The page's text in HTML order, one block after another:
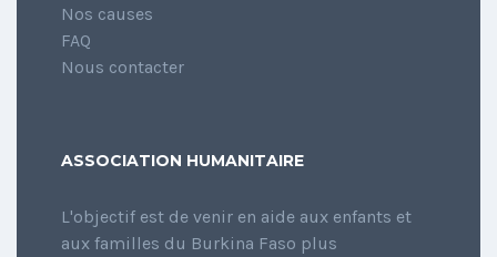
Nos causes
FAQ
Nous contacter
ASSOCIATION HUMANITAIRE
L'objectif est de venir en aide aux enfants et
aux familles du Burkina Faso plus